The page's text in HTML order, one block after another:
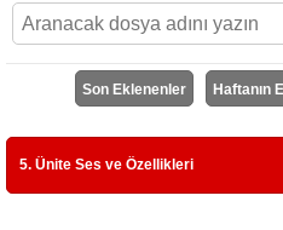
Son Eklenenler Haftanın
5. Ünite Ses ve Özellikleri